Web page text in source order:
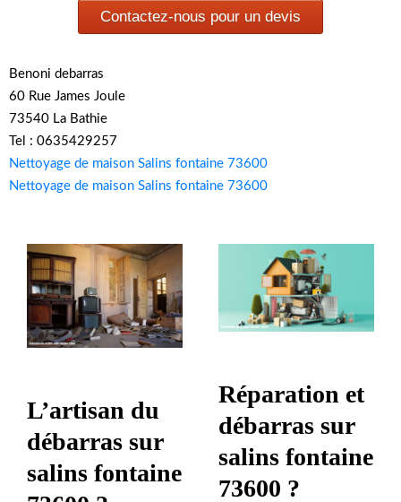
Contactez-nous pour un devis
Benoni debarras
60 Rue James Joule
73540 La Bathie
Tel : 0635429257
Nettoyage de maison Salins fontaine 73600
Nettoyage de maison Salins fontaine 73600
L’artisan du
débarras sur
salins fontaine
Réparation et
débarras sur
salins fontaine
73600 ?